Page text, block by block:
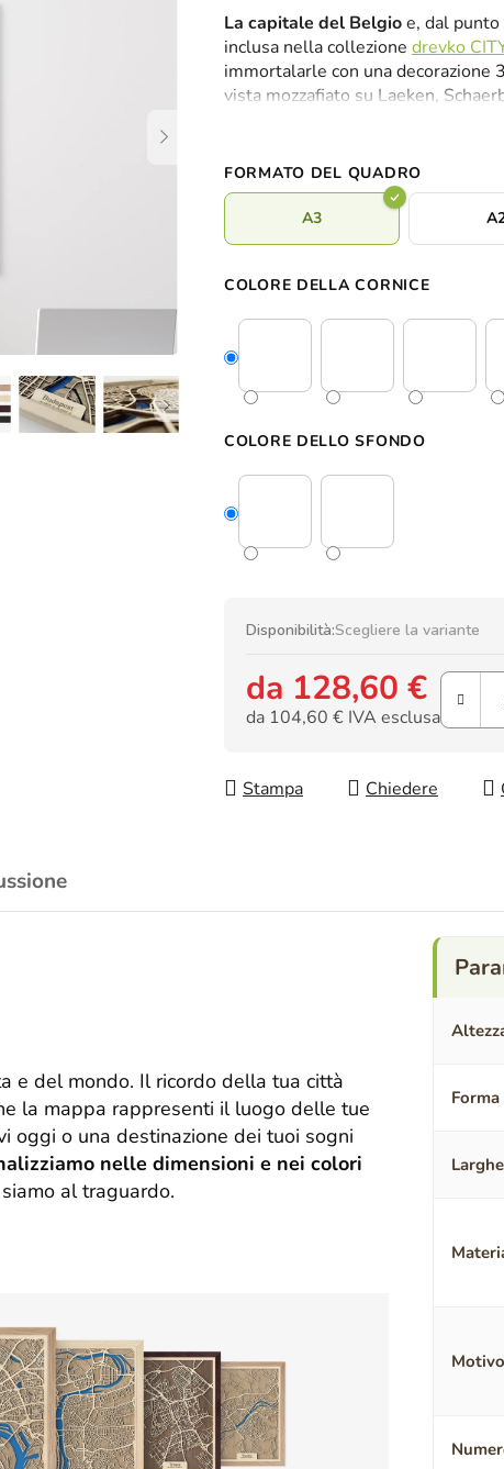
media
del
prodotto
è
5
stelle.
La capitale del Belgioe, dal
inclusa nella collezione drevko
immortalarle con una decorazione
vista mozzafiato su Laeken,
laghi di Ixelles. La mappa di
FORMATO DEL QUADRO
A3
COLORE DELLA CORNICE
COLORE DELLO SFONDO
Disponibilità:Scegliere la variante
da 128,60 €
da 104,60 € IVA esclusa
Stampa
Chiedere
e del mondo. Il ricordo della tua città
la mappa rappresenti il luogo delle tue
oggi o una destinazione dei tuoi sogni
nelle dimensioni e nei colori
al traguardo.
Forma
Motivo